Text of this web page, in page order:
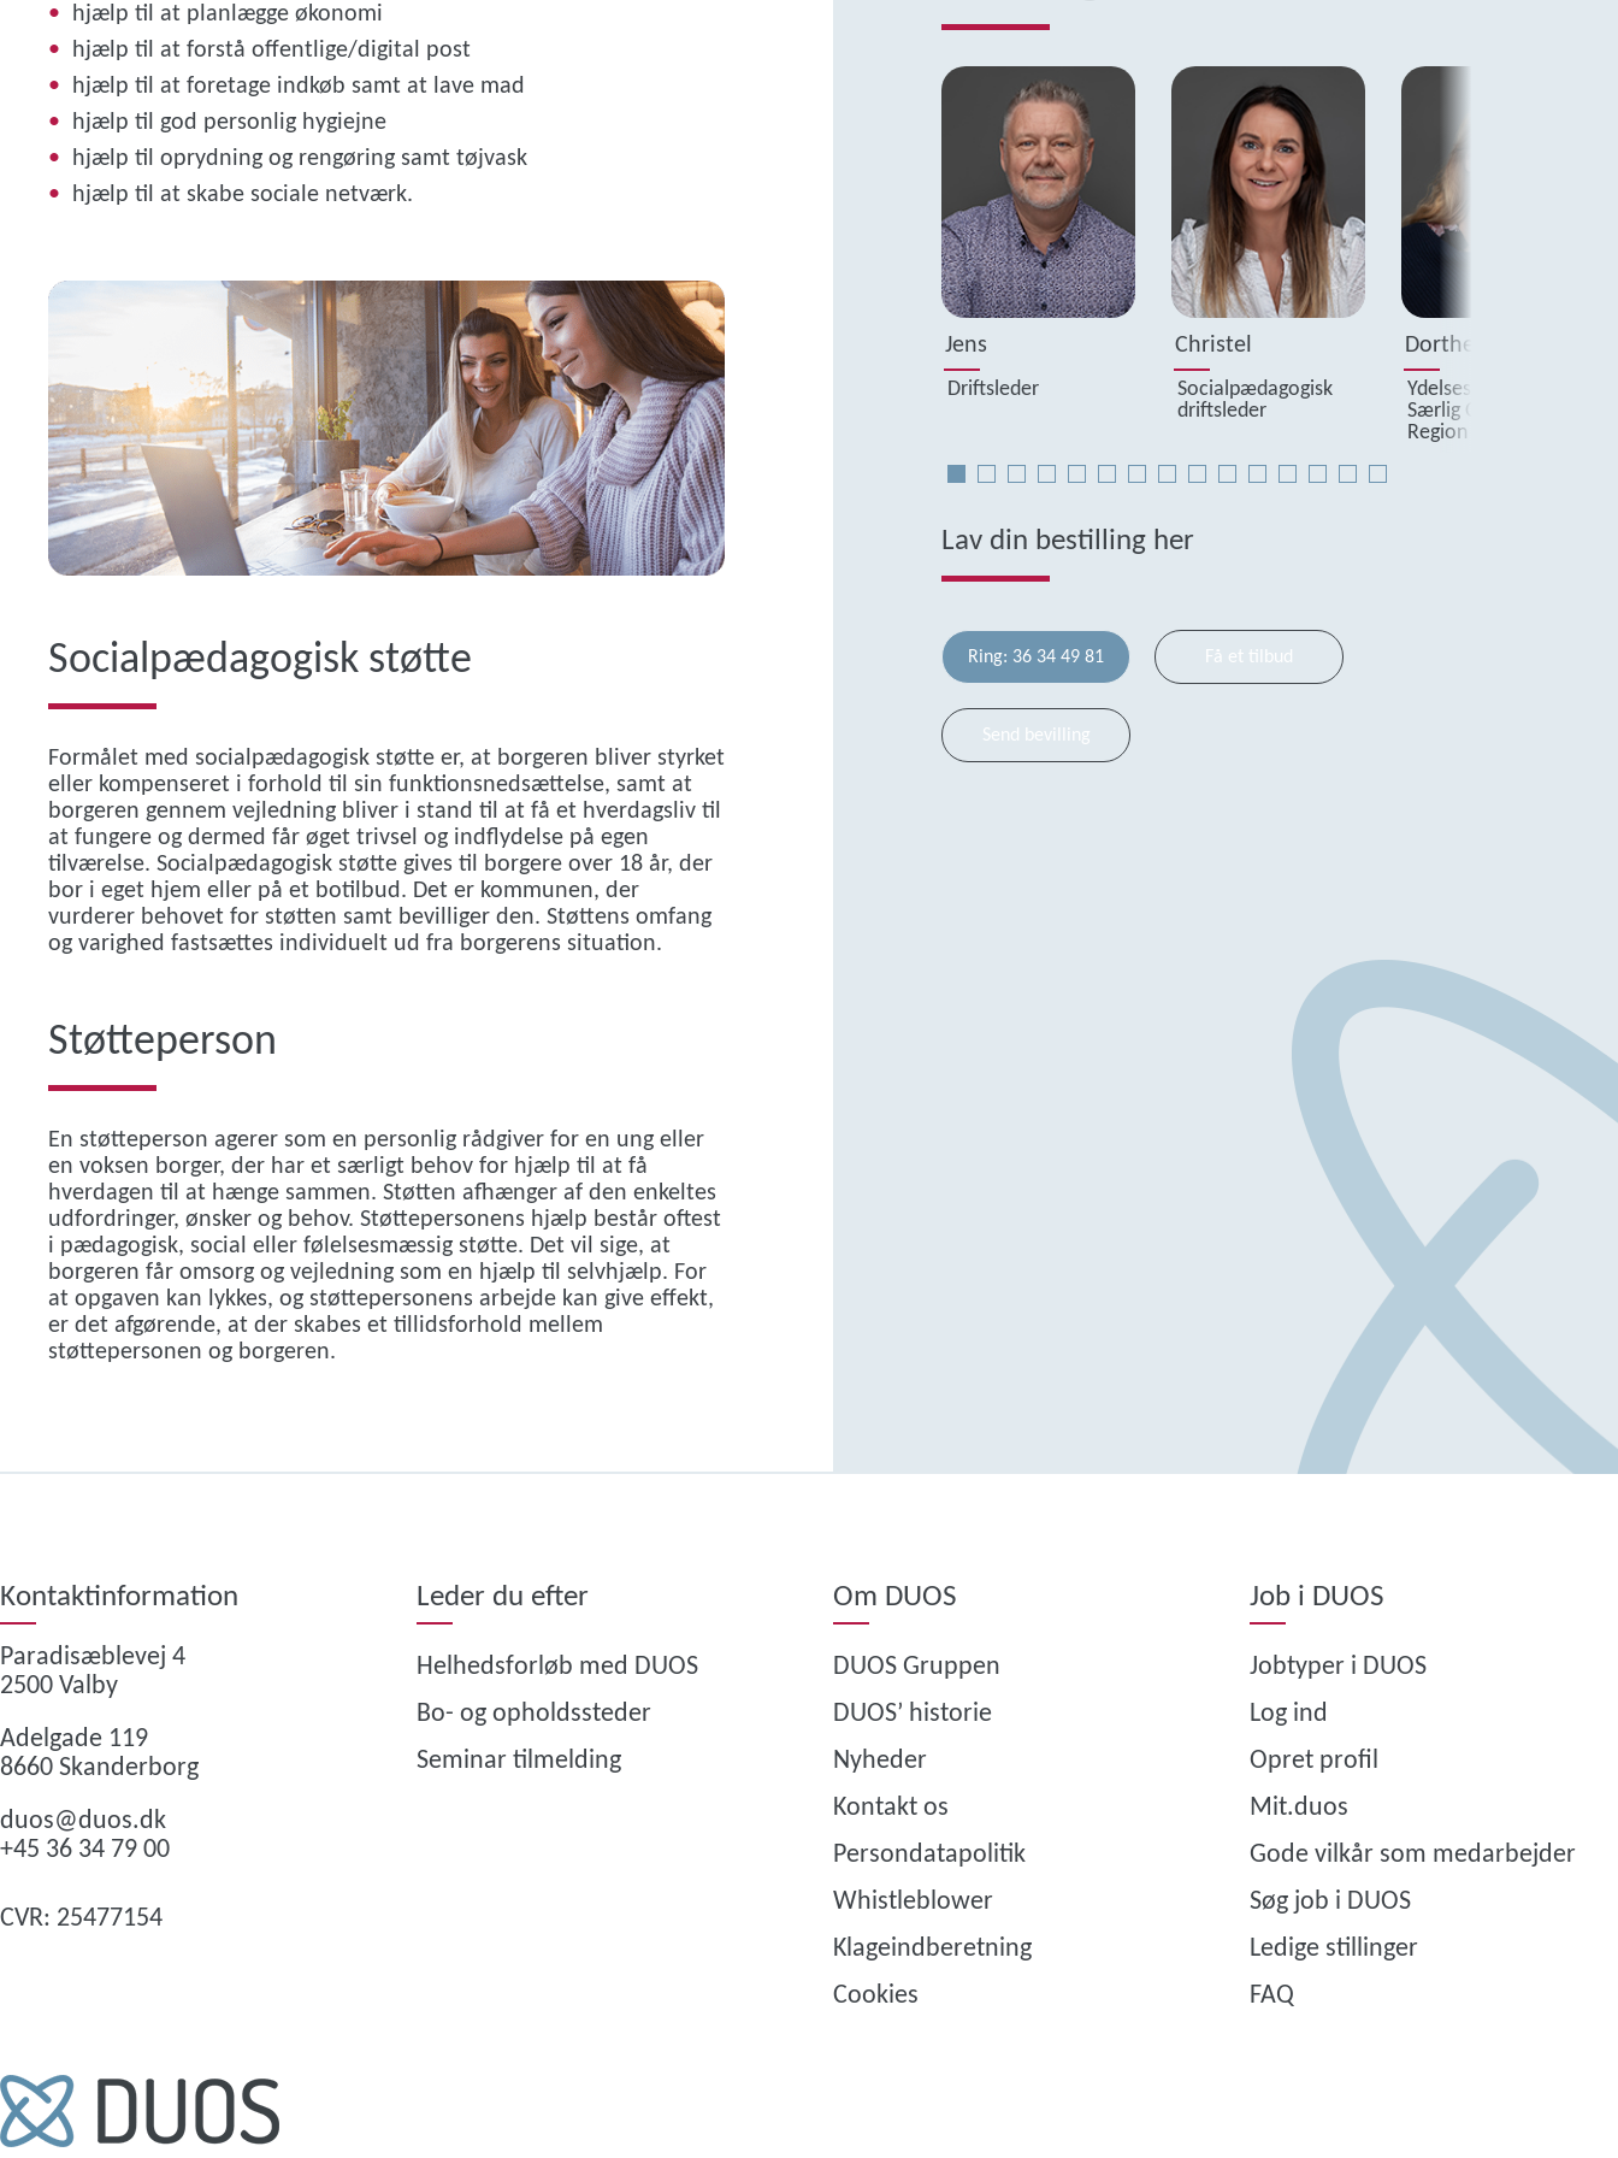
hjælp til at planlægge økonomi
hjælp til at forstå offentlige/digital post
hjælp til at foretage indkøb samt at lave mad
hjælp til god personlig hygiejne
hjælp til oprydning og rengøring samt tøjvask
hjælp til at skabe sociale netværk.
Socialpædagogisk støtte
Formålet med socialpædagogisk støtte er, at borgeren bliver styrket
eller kompenseret i forhold til sin funktionsnedsættelse, samt at
borgeren gennem vejledning bliver i stand til at få et hverdagsliv til
at fungere og dermed får øget trivsel og indflydelse på egen
tilværelse. Socialpædagogisk støtte gives til borgere over 18 år, der
bor i eget hjem eller på et botilbud. Det er kommunen, der
vurderer behovet for støtten samt bevilliger den. Støttens omfang
og varighed fastsættes individuelt ud fra borgerens situation.
Støtteperson
En støtteperson agerer som en personlig rådgiver for en ung eller
en voksen borger, der har et særligt behov for hjælp til at få
hverdagen til at hænge sammen. Støtten afhænger af den enkeltes
udfordringer, ønsker og behov. Støttepersonens hjælp består oftest
i pædagogisk, social eller følelsesmæssig støtte. Det vil sige, at
borgeren får omsorg og vejledning som en hjælp til selvhjælp. For
at opgaven kan lykkes, og støttepersonens arbejde kan give effekt,
er det afgørende, at der skabes et tillidsforhold mellem
støttepersonen og borgeren.
Jens
Driftsleder
Christel
Socialpædagogisk
driftsleder
Dorthe
Ydelseschef for
Særlig Omsorg,
Region Sjælland
Lav din bestilling her
Ring: 36 34 49 81 Få et tilbud
Send bevilling
Kontaktinformation
Paradisæblevej 4
2500 Valby
Adelgade 119
8660 Skanderborg
duos@duos.dk
+45 36 34 79 00
CVR: 25477154
Leder du efter
Helhedsforløb med DUOS
Bo- og opholdssteder
Seminar tilmelding
Om DUOS
DUOS Gruppen
DUOS’ historie
Nyheder
Kontakt os
Persondatapolitik
Whistleblower
Klageindberetning
Cookies
Job i DUOS
Jobtyper i DUOS
Log ind
Opret profil
Mit.duos
Gode vilkår som medarbejder
Søg job i DUOS
Ledige stillinger
FAQ